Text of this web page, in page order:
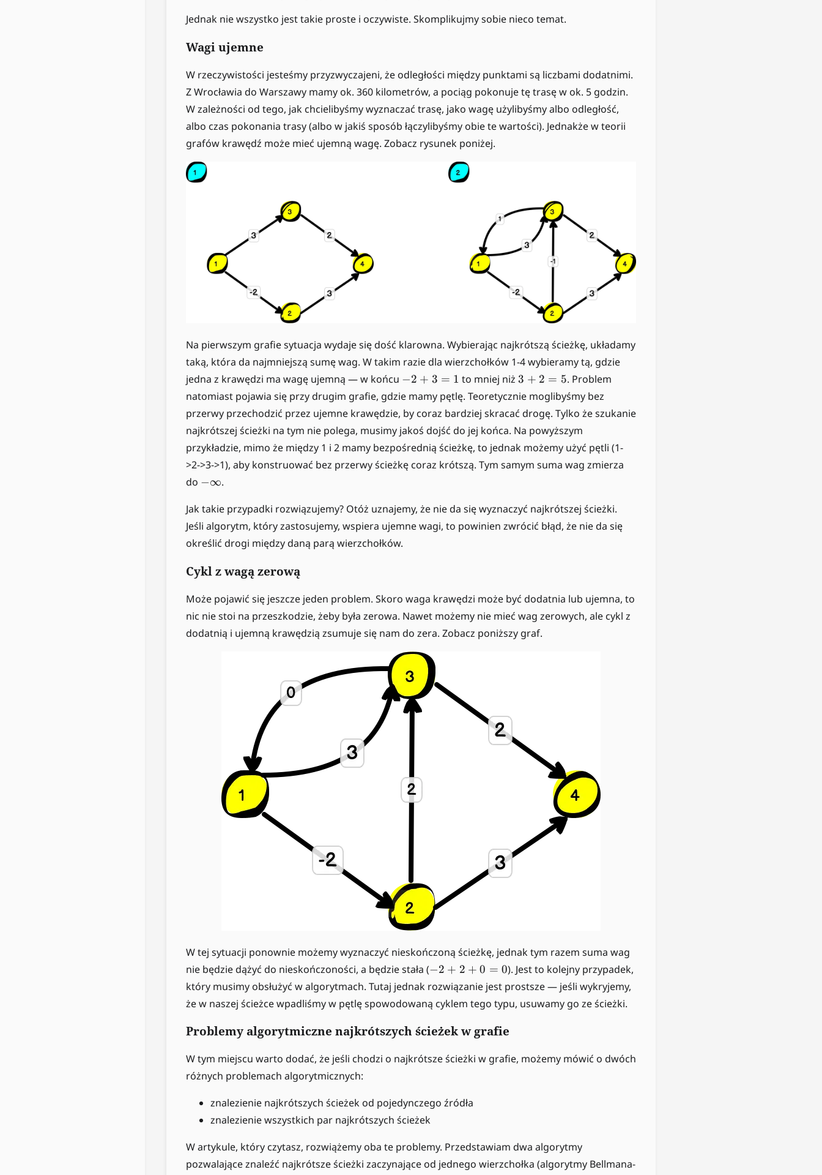
=
5
Jednak nie wszystko jest takie proste i oczywiste. Skomplikujmy sobie nieco temat.
Wagi ujemne
W rzeczywistości jesteśmy przyzwyczajeni, że odległości między punktami są liczbami dodatnimi.
Z Wrocławia do Warszawy mamy ok. 360 kilometrów, a pociąg pokonuje tę trasę w ok. 5 godzin.
W zależności od tego, jak chcielibyśmy wyznaczać trasę, jako wagę użylibyśmy albo odległość,
albo czas pokonania trasy (albo w jakiś sposób łączylibyśmy obie te wartości). Jednakże w teorii
grafów krawędź może mieć ujemną wagę. Zobacz rysunek poniżej.
Na pierwszym grafie sytuacja wydaje się dość klarowna. Wybierając najkrótszą ścieżkę, układamy
taką, która da najmniejszą sumę wag. W takim razie dla wierzchołków 1-4 wybieramy tą, gdzie
jedna z krawędzi ma wagę ujemną — w końcu -
2
3
=
1
−2 + 3 = 1 to mniej niż3
+
=
5
3 + 2 = 5. Problem
natomiast pojawia się przy drugim grafie, gdzie mamy pętlę. Teoretycznie moglibyśmy bez
przerwy przechodzić przez ujemne krawędzie, by coraz bardziej skracać drogę. Tylko że szukanie
najkrótszej ścieżki na tym nie polega, musimy jakoś dojść do jej końca. Na powyższym
przykładzie, mimo że między 1 i 2 mamy bezpośrednią ścieżkę, to jednak możemy użyć pętli (1-
>2->3->1), aby konstruować bez przerwy ścieżkę coraz krótszą. Tym samym suma wag zmierza
do -
i
n
t
y
−∞.
Jak takie przypadki rozwiązujemy? Otóż uznajemy, że nie da się wyznaczyć najkrótszej ścieżki.
Jeśli algorytm, który zastosujemy, wspiera ujemne wagi, to powinien zwrócić błąd, że nie da się
określić drogi między daną parą wierzchołków.
Cykl z wagą zerową
Może pojawić się jeszcze jeden problem. Skoro waga krawędzi może być dodatnia lub ujemna, to
nic nie stoi na przeszkodzie, żeby była zerowa. Nawet możemy nie mieć wag zerowych, ale cykl z
dodatnią i ujemną krawędzią zsumuje się nam do zera. Zobacz poniższy graf.
W tej sytuacji ponownie możemy wyznaczyć nieskończoną ścieżkę, jednak tym razem suma wag
nie będzie dążyć do nieskończoności, a będzie stała (-
2
+
2
+
0
0
−2 + 2 + 0 = 0). Jest to kolejny przypadek,
który musimy obsłużyć w algorytmach. Tutaj jednak rozwiązanie jest prostsze — jeśli wykryjemy,
że w naszej ścieżce wpadliśmy w pętlę spowodowaną cyklem tego typu, usuwamy go ze ścieżki.
Problemy algorytmiczne najkrótszych ścieżek w grafie
W tym miejscu warto dodać, że jeśli chodzi o najkrótsze ścieżki w grafie, możemy mówić o dwóch
różnych problemach algorytmicznych:
znalezienie najkrótszych ścieżek od pojedynczego źródła
znalezienie wszystkich par najkrótszych ścieżek
W artykule, który czytasz, rozwiążemy oba te problemy. Przedstawiam dwa algorytmy
pozwalające znaleźć najkrótsze ścieżki zaczynające od jednego wierzchołka (algorytmy Bellmana-